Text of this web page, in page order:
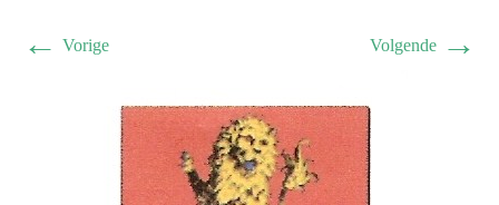
← Vorige Volgende →